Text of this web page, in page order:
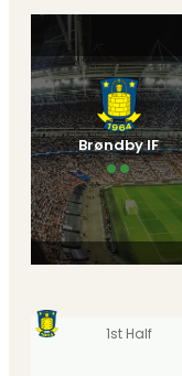
Brøndby IF
1st Half